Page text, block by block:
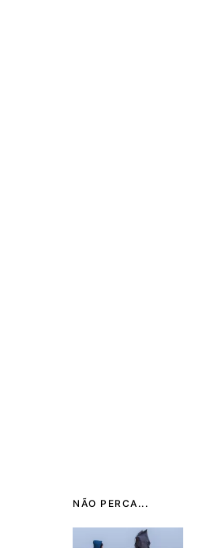
NÃO PERCA...